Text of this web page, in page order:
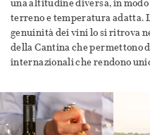
una altitudine diversa, in
terreno e temperatura adatta.
genuinità dei vini lo si ritrova
della Cantina che permettono
internazionali che rendono